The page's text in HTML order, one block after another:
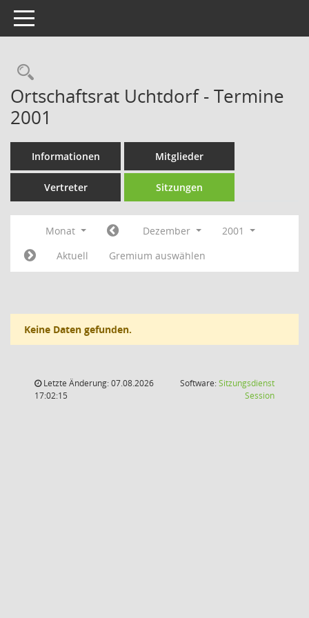
Toggle navigation
Rechercheauswahl
Ortschaftsrat Uchtdorf - Termine
2001
Informationen Mitglieder
Vertreter Sitzungen
Monat Dezember
2001
Aktuell
Gremium auswählen
Keine Daten gefunden.
Letzte Änderung: 07.08.2026
17:02:15
Software:Sitzungsdienst
Session(Wird in